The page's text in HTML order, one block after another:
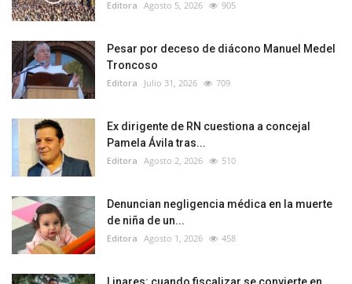
Editora Agosto 5, 2026 905
Pesar por deceso de diácono Manuel Medel
Troncoso
Editora Julio 31, 2026 709
Ex dirigente de RN cuestiona a concejal
Pamela Ávila tras...
Editora Agosto 2, 2026 510
Denuncian negligencia médica en la muerte
de niña de un...
Editora Agosto 1, 2026 458
Linares: cuando fiscalizar se convierte en